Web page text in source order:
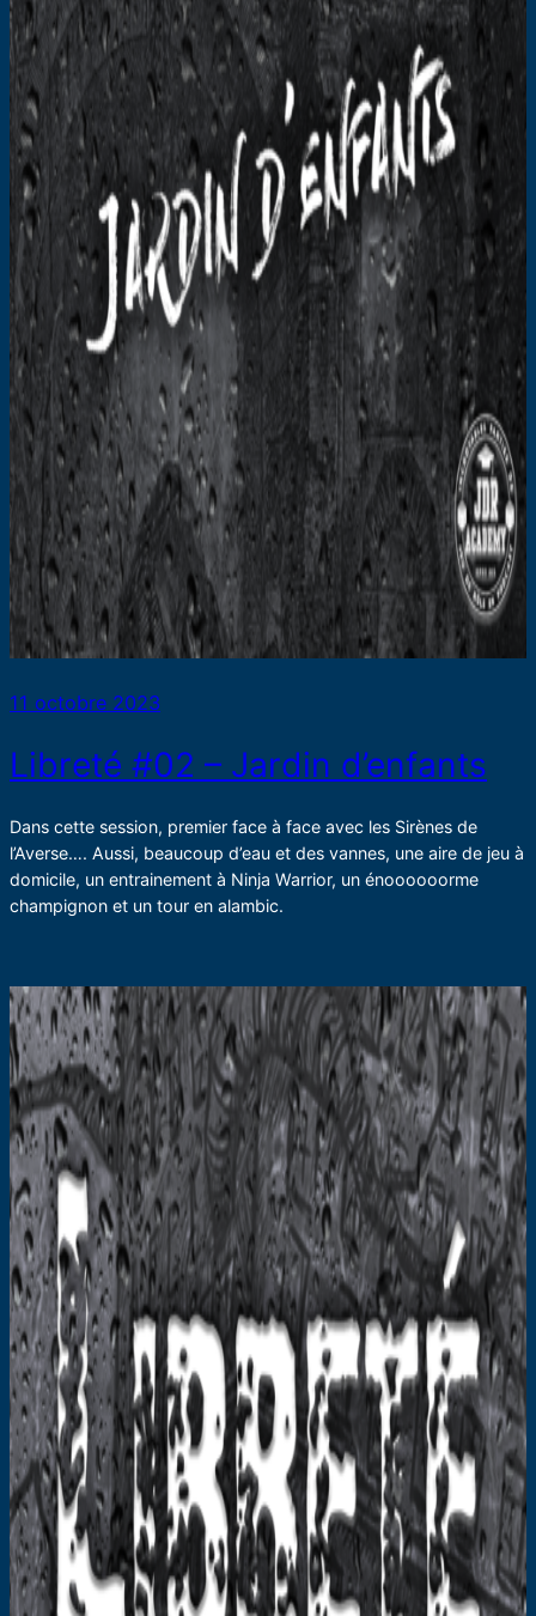
11 octobre 2023
Libreté #02 – Jardin d’enfants
Dans cette session, premier face à face avec les Sirènes de
l’Averse…. Aussi, beaucoup d’eau et des vannes, une aire de jeu à
domicile, un entrainement à Ninja Warrior, un énoooooorme
champignon et un tour en alambic.